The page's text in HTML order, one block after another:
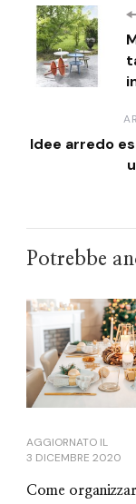
Idee arredo
Potrebbe
AGGIORNATO IL
3 DICEMBRE 2020
Come